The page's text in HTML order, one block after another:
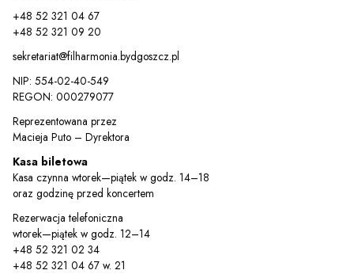
+48 52 321 04 67
+48 52 321 09 20
sekretariat@filharmonia.bydgoszcz.pl
NIP: 554-02-40-549
REGON: 000279077
Reprezentowana przez
Macieja Puto – Dyrektora
Kasa biletowa
Kasa czynna wtorek—piątek w godz. 14–18
oraz godzinę przed koncertem
Rezerwacja telefoniczna
wtorek—piątek w godz. 12–14
+48 52 321 02 34
+48 52 321 04 67 w. 21